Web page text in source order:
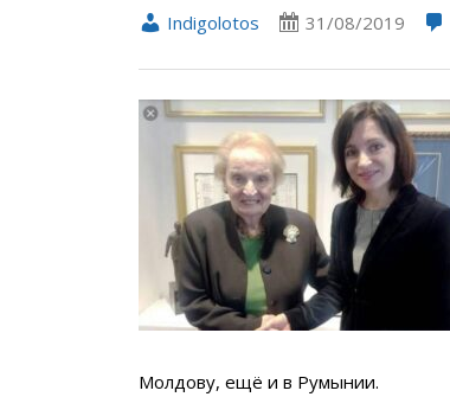
Indigolotos 31/08/2019
Молдову, ещё и в Румынии.